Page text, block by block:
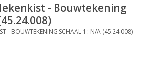
- Bouwtekening
- BOUWTEKENING SCHAAL 1 : N/A (45.24.008)